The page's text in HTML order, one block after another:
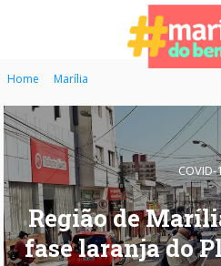
Home Marília
COVID-
Região de
fase laranja do